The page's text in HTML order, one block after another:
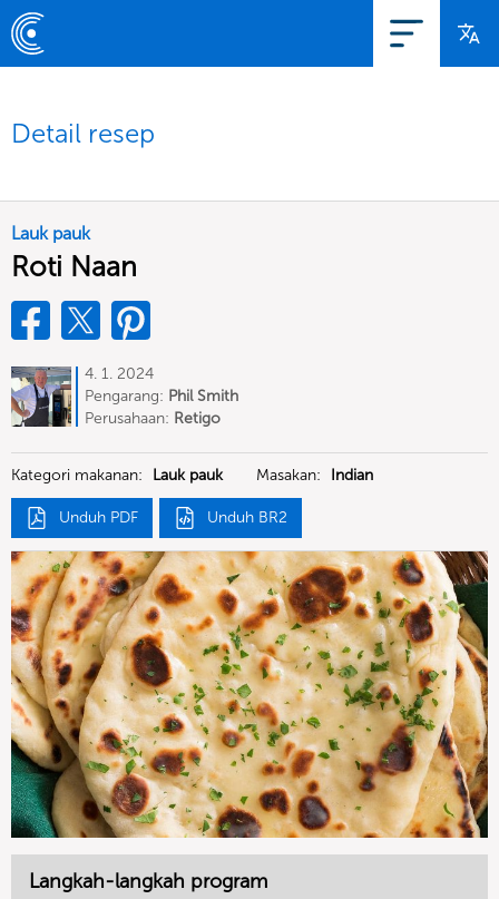
Detail resep
Lauk pauk
Roti Naan
4. 1. 2024
Pengarang: Phil Smith
Perusahaan: Retigo
Kategori makanan: Lauk pauk Masakan: Indian
Unduh PDF Unduh BR2
Langkah-langkah program